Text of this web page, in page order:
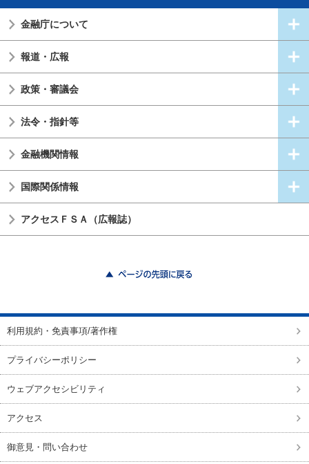
金融庁について
報道・広報
政策・審議会
法令・指針等
金融機関情報
国際関係情報
アクセスＦＳＡ（広報誌）
利用規約・免責事項/著作権
プライバシーポリシー
ウェブアクセシビリティ
アクセス
御意見・問い合わせ